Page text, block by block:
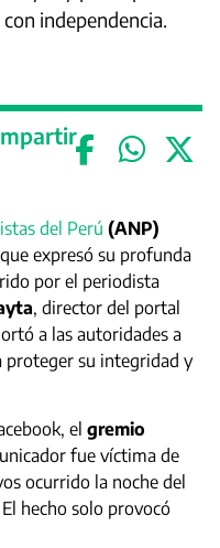
independencia.
del Perú (ANP)
expresó su profunda
por el periodista
, director del portal
a las autoridades a
proteger su integridad y
el gremio
fue víctima de
ocurrido la noche del
hecho solo provocó